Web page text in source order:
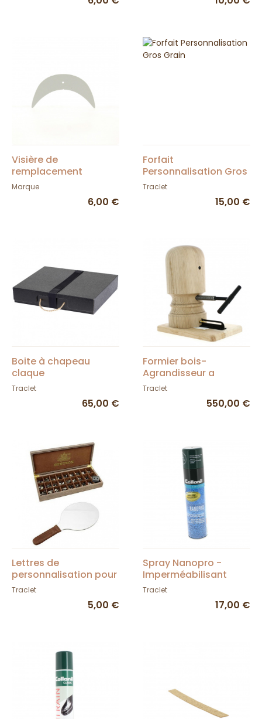
Visière de
remplacement
Marque
6,00 €
Forfait
Personnalisation Gros
Grain
Traclet
15,00 €
Boite à chapeau
claque
Traclet
65,00 €
Formier bois-
Agrandisseur a
chapeau
Traclet
550,00 €
Lettres de
personnalisation pour
chapeau
Traclet
5,00 €
Spray Nanopro -
Imperméabilisant
Traclet
17,00 €